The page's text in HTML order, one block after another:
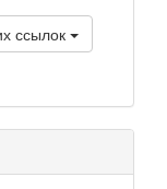
ссылок